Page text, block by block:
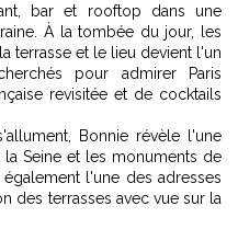
bar et rooftop dans une
À la tombée du jour, les
terrasse et le lieu devient l'un
pour admirer Paris
revisitée et de cocktails
Bonnie révèle l'une
Seine et les monuments de
l'une des adresses
des terrasses avec vue sur l a